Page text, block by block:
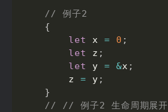
// 例子2
{
let x = 0 ;
let z ;
let y = &x ;
        z
= y ;
}
// // 例子2 生命周期展开